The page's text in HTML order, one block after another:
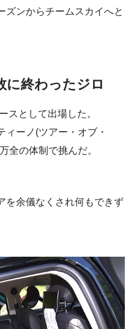
ズンからチームスカイへと
に終わったジロ
スとして出場した。
ーノ(ツアー・オブ・
全の体制で挑んだ。
を余儀なくされ何もできず